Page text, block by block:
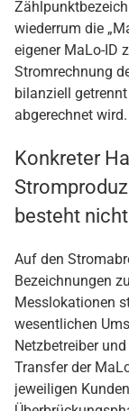
wiederrum die
eigener MaLo-ID
Stromrechnung
bilanziell
abgerechnet wird.
Konkreter
besteht nicht
Auf den
Bezeichnungen
Messlokationen
wesentlichen
Netzbetreiber
Transfer der
jeweiligen